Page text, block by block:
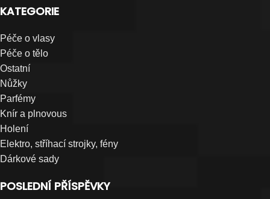
KATEGORIE
Péče o vlasy
Péče o tělo
Ostatní
Nůžky
Parfémy
Knír a plnovous
Holení
Elektro, stříhací strojky, fény
Dárkové sady
POSLEDNÍ PŘÍSPĚVKY